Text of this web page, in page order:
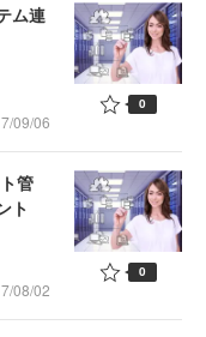
ム連
09/06
0
管
ト
08/02
0